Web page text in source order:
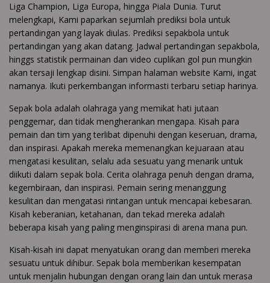
Liga Champion, Liga Europa, hingga Piala Dunia. Turut
melengkapi, Kami paparkan sejumlah prediksi bola untuk
pertandingan yang layak diulas. Prediksi sepakbola untuk
pertandingan yang akan datang. Jadwal pertandingan sepakbola,
hinggs statistik permainan dan video cuplikan gol pun mungkin
akan tersaji lengkap disini. Simpan halaman website Kami, ingat
namanya. Ikuti perkembangan informasti terbaru setiap harinya.
Sepak bola adalah olahraga yang memikat hati jutaan
penggemar, dan tidak mengherankan mengapa. Kisah para
pemain dan tim yang terlibat dipenuhi dengan keseruan, drama,
dan inspirasi. Apakah mereka memenangkan kejuaraan atau
mengatasi kesulitan, selalu ada sesuatu yang menarik untuk
diikuti dalam sepak bola. Cerita olahraga penuh dengan drama,
kegembiraan, dan inspirasi. Pemain sering menanggung
kesulitan dan mengatasi rintangan untuk mencapai kebesaran.
Kisah keberanian, ketahanan, dan tekad mereka adalah
beberapa kisah yang paling menginspirasi di arena mana pun.
Kisah-kisah ini dapat menyatukan orang dan memberi mereka
sesuatu untuk dihibur. Sepak bola memberikan kesempatan
untuk menjalin hubungan dengan orang lain dan untuk merasa